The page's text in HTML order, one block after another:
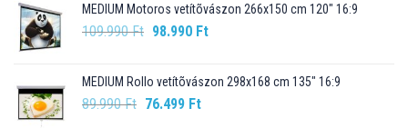
99.990 Ft.89.990 Ft.
MEDIUM Motoros vetítõvászon 266x150 cm 120" 16:9
109.990Ft Original
109.990 Ft.
98.990 FtCurrent
98.990 Ft.
MEDIUM Rollo vetítõvászon 298x168 cm 135" 16:9
89.990Ft Original
76.499 FtCurrent